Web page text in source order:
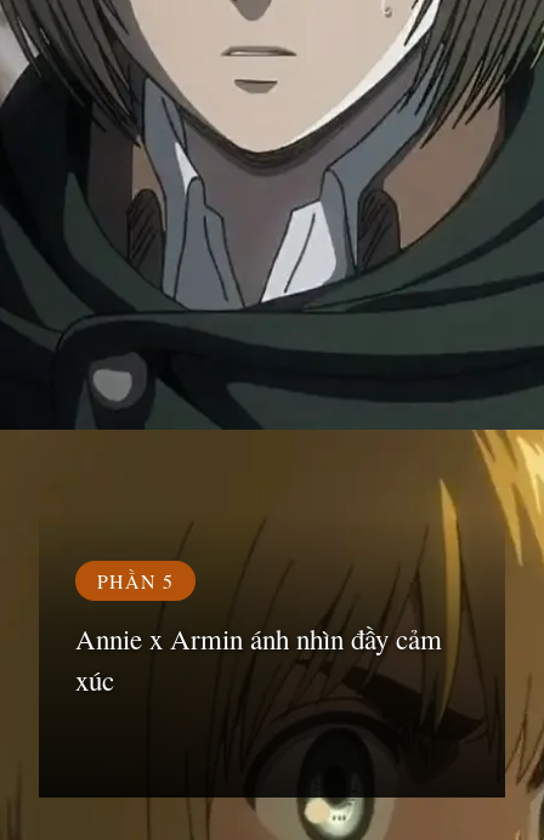
PHẦN 5
Annie x Armin ánh nhìn đầy cảm
xúc